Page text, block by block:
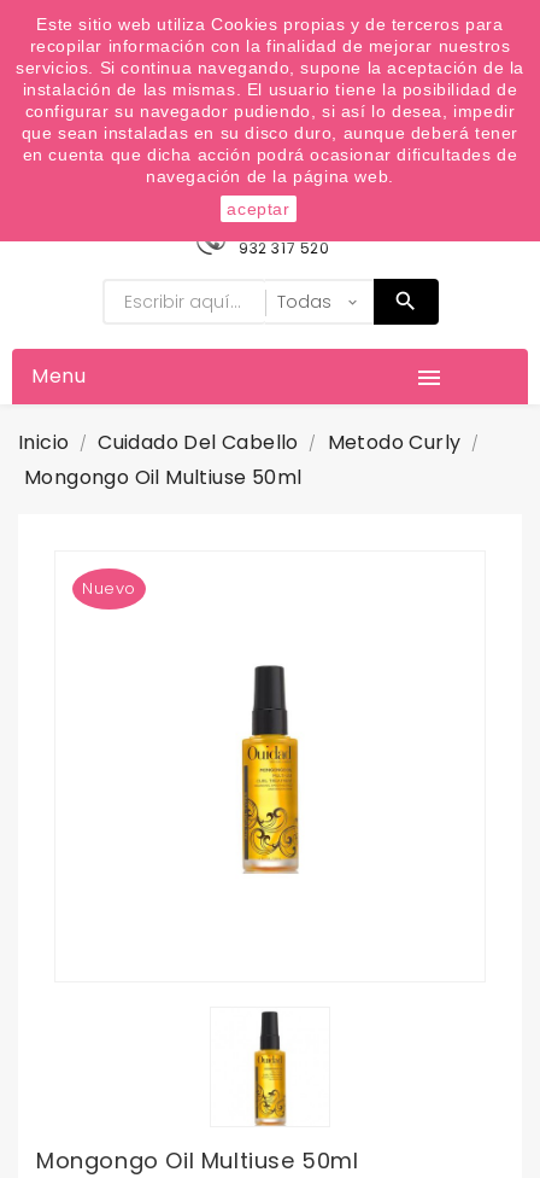
¿Quiere conocer las próximas ofertas del fin de
semana? Apúntate a nuestra Newsletter
Favoritos (0)

Información
932 317 520

Menu
Inicio Cuidado Del Cabello
Metodo Curly
Mongongo Oil Multiuse 50ml
Nuevo
Mongongo Oil Multiuse 50ml
Este sitio web utiliza Cookies propias y de terceros para
recopilar información con la finalidad de mejorar nuestros
servicios. Si continua navegando, supone la aceptación de la
instalación de las mismas. El usuario tiene la posibilidad de
configurar su navegador pudiendo, si así lo desea, impedir
que sean instaladas en su disco duro, aunque deberá tener
en cuenta que dicha acción podrá ocasionar dificultades de
navegación de la página web.
aceptar